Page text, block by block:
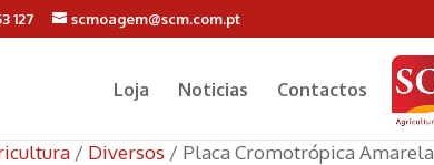
127 scmoagem@scm.com.pt
Loja Noticias Contactos
/ Diversos / Placa Cromotrópica Amarela